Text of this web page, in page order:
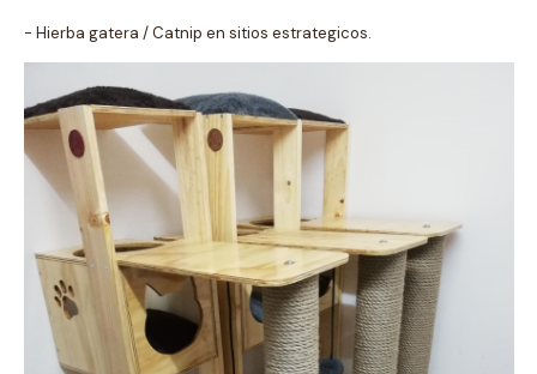
- Hierba gatera / Catnip en sitios estrategicos.